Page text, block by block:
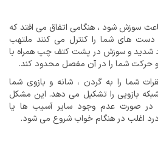
سوزش شود ، هنگامی اتفاق می افتد که
های شما را کنترل می کنند ملتهب
شدید و سوزش در پشت کتف چپ همراه با
شما را در آن مفصل محدود کند.
شما را به گردن ، شانه و بازوی شما
بازویی را تشکیل می دهد. این مشکل
در صورت عدم وجود سایر آسیب ها یا
اغلب در هنگام خواب شروع می شود.